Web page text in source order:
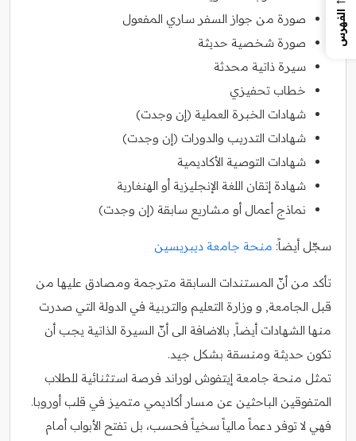
صورة من جواز السفر ساري المفعول
صورة شخصية حديثة
سيرة ذاتية محدثة
خطاب تحفيزي
شهادات الخبرة العملية (إن وجدت)
شهادات التدريب والدورات (إن وجدت)
شهادات التوصية الأكاديمية
شهادة إتقان اللغة الإنجليزية أو الهنغارية
نماذج أعمال أو مشاريع سابقة (إن وجدت)
سجّل أيضاً: منحة جامعة ديبريسين
تأكد من أنّ المستندات السابقة مترجمة ومصادق عليها من
قبل الجامعة, و وزارة التعليم والتربية في الدولة التي صدرت
منها الشهادات أيضاً, بالاضافة الى أنّ السيرة الذاتية يجب أن
تكون حديثة ومنسقة بشكل جيد.
تمثل منحة جامعة إيتفوش لوراند فرصة استثنائية للطلاب
المتفوقين الباحثين عن مسار أكاديمي متميز في قلب أوروبا.
فهي لا توفر دعماً مالياً سخياً فحسب، بل تفتح الأبواب أمام
الفهرس